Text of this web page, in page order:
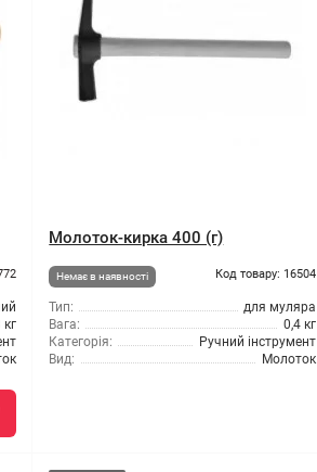
кг
Молоток-кирка 400 (г)
Немає в наявності Код товару: 16504
Тип:
для муляра
Вага:
0,4 кг
Категорія:
Ручний інструмент
Вид:
Молоток